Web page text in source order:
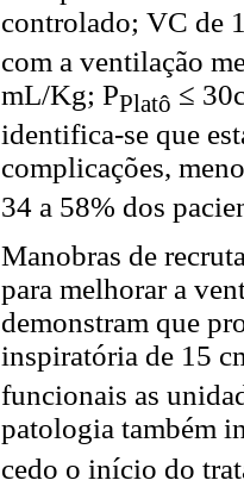
controlado; VC de
com a ventilação
mL/Kg; PPlatô ≤
identifica-se que
complicações,
34 a 58% dos
Manobras de
para melhorar a
demonstram que
inspiratória de 15
funcionais as
patologia também
cedo o início do